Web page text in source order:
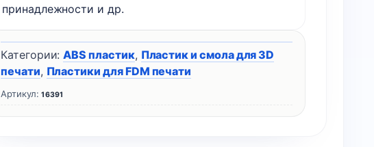
принадлежности и др.
Артикул:16391
Категории:ABS пластик, Пластик и смола для 3D
печати, Пластики для FDM печати